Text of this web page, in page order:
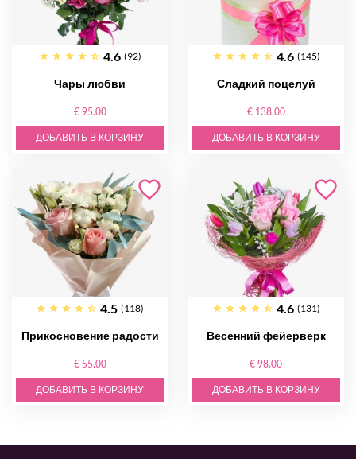
4.6 (92)
Чары любви
€ 95.00
ДОБАВИТЬ В КОРЗИНУ
4.6 (145)
Сладкий поцелуй
€ 138.00
ДОБАВИТЬ В КОРЗИНУ
4.5 (118)
Прикосновение радости
€ 55.00
ДОБАВИТЬ В КОРЗИНУ
4.6 (131)
Весенний фейерверк
€ 98.00
ДОБАВИТЬ В КОРЗИНУ